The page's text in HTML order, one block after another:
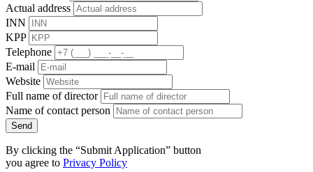
Actual address
INN
KPP
Telephone
E-mail
Website
Full name of director
Name of contact person
Send
By clicking the “Submit Application” button
you agree to Privacy Policy